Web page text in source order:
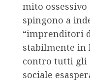
mito
spingono a
“imprenditori
stabilmente in
contro tutti gli
sociale